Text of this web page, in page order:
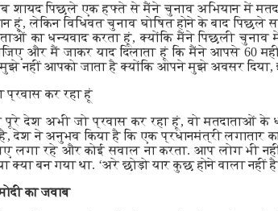
शायद पिछले एक हफ्ते से मैंने चुनाव अभियान में
हूं, लेकिन विधिवत चुनाव घोषित होने के बाद पिछले
का धन्यवाद करता हूं, क्योंकि मैंने पिछली
और मैं जाकर याद दिलाता हूं कि मैंने आपसे 60
नहीं आपको जाता है क्योंकि आपने मुझे अवसर
प्रवास कर रहा हूं
पूरे देश अभी जो प्रवास कर रहा हूं, वो मतदाताओं
देश ने अनुभव किया है कि एक प्रधानमंत्री लगातार
लगा रहे और कोई सवाल ना करता. आप लोग भी
बन गया था. ‘अरे छोड़ो यार कुछ होने वाला नहीं
का जवाब